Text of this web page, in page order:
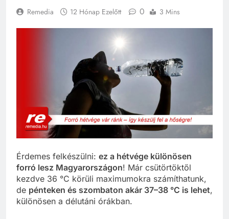
Remedia 12 Hónap Ezelőtt 0 3 Mins
Érdemes felkészülni: ez a hétvége különösen
forró lesz Magyarországon! Már csütörtöktől
kezdve 36 °C körüli maximumokra számíthatunk,
de pénteken és szombaton akár 37–38 °C is lehet,
különösen a délutáni órákban.